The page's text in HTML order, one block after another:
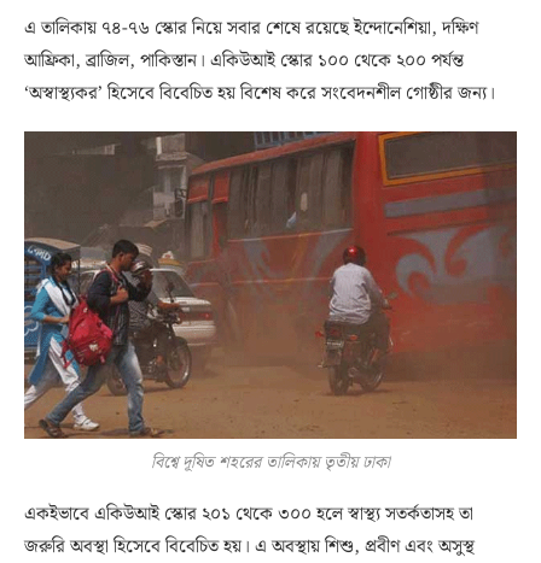
এ তালিকায় ৭৪-৭৬ স্কোর নিয়ে সবার শেষে রয়েছে ইন্দোনেশিয়া, দক্ষিণ
আফ্রিকা, ব্রাজিল, পাকিস্তান। একিউআই স্কোর ১০০ থেকে ২০০ পর্যন্ত
‘অস্বাস্থ্যকর’ হিসেবে বিবেচিত হয় বিশেষ করে সংবেদনশীল গোষ্ঠীর জন্য।
বিশ্বে দূষিত শহরের তালিকায় তৃতীয় ঢাকা
একইভাবে একিউআই স্কোর ২০১ থেকে ৩০০ হলে স্বাস্থ্য সতর্কতাসহ তা
জরুরি অবস্থা হিসেবে বিবেচিত হয়। এ অবস্থায় শিশু, প্রবীণ এবং অসুস্থ